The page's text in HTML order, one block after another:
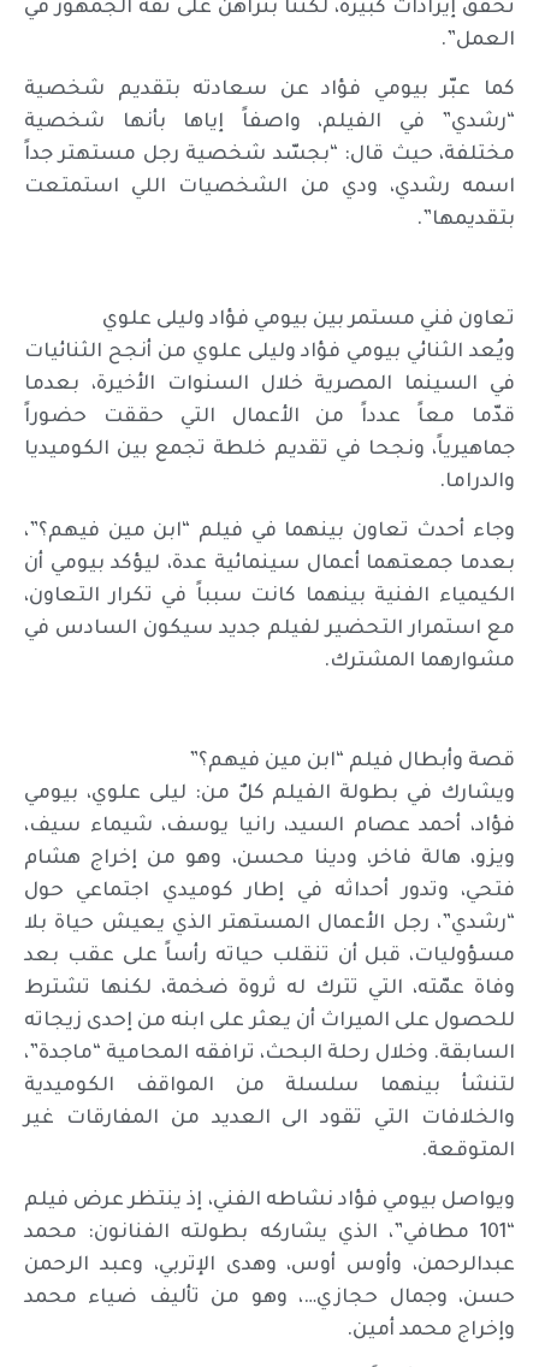
تحقق إيرادات كبيرة، لكننا بنراهن على ثقة الجمهور في
العمل”.
كما عبّر بيومي فؤاد عن سعادته بتقديم شخصية
“رشدي” في الفيلم، واصفاً إياها بأنها شخصية
مختلفة، حيث قال: “بجسّد شخصية رجل مستهتر جداً
اسمه رشدي، ودي من الشخصيات اللي استمتعت
بتقديمها”.
تعاون فني مستمر بين بيومي فؤاد وليلى علوي
ويُعد الثنائي بيومي فؤاد وليلى علوي من أنجح الثنائيات
في السينما المصرية خلال السنوات الأخيرة، بعدما
قدّما معاً عدداً من الأعمال التي حققت حضوراً
جماهيرياً، ونجحا في تقديم خلطة تجمع بين الكوميديا
والدراما.
وجاء أحدث تعاون بينهما في فيلم “ابن مين فيهم؟”،
بعدما جمعتهما أعمال سينمائية عدة، ليؤكد بيومي أن
الكيمياء الفنية بينهما كانت سبباً في تكرار التعاون،
مع استمرار التحضير لفيلم جديد سيكون السادس في
مشوارهما المشترك.
قصة وأبطال فيلم “ابن مين فيهم؟”
ويشارك في بطولة الفيلم كلٌ من: ليلى علوي، بيومي
فؤاد، أحمد عصام السيد، رانيا يوسف، شيماء سيف،
ويزو، هالة فاخر، ودينا محسن، وهو من إخراج هشام
فتحي، وتدور أحداثه في إطار كوميدي اجتماعي حول
“رشدي”، رجل الأعمال المستهتر الذي يعيش حياة بلا
مسؤوليات، قبل أن تنقلب حياته رأساً على عقب بعد
وفاة عمّته، التي تترك له ثروة ضخمة، لكنها تشترط
للحصول على الميراث أن يعثر على ابنه من إحدى زيجاته
السابقة. وخلال رحلة البحث، ترافقه المحامية “ماجدة”،
لتنشأ بينهما سلسلة من المواقف الكوميدية
والخلافات التي تقود الى العديد من المفارقات غير
المتوقعة.
ويواصل بيومي فؤاد نشاطه الفني، إذ ينتظر عرض فيلم
“101 مطافي”، الذي يشاركه بطولته الفنانون: محمد
عبدالرحمن، وأوس أوس، وهدى الإتربي، وعبد الرحمن
حسن، وجمال حجازي…، وهو من تأليف ضياء محمد
وإخراج محمد أمين.